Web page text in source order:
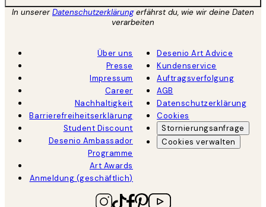
In unsererDatenschutzerklärungerfährst du, wie wir deine Daten
verarbeiten
Über uns
Presse
Impressum
Career
Nachhaltigkeit
Barrierefreiheitserklärung
Student Discount
Desenio Ambassador
Programme
Art Awards
Anmeldung (geschäftlich)
Desenio Art Advice
Kundenservice
Auftragsverfolgung
AGB
Datenschutzerklärung
Cookies
Stornierungsanfrage
Cookies verwalten